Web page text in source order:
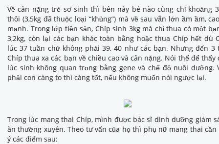
Về cân nặng trẻ sơ sinh thì bên này bé nào cũng chỉ khoảng
thôi (3,5kg đã thuộc loại “khủng”) mà về sau vẫn lớn ầm ầm,
mạnh. Trong lớp tiền sản, Chíp sinh 3kg mà chỉ thua có một
3,2kg, còn lại các bạn khác toàn bằng hoặc thua Chíp hết dù
lúc 37 tuần chứ không phải 39, 40 như các bạn. Nhưng đến 3
Chíp thua xa các bạn về chiều cao và cân nặng. Nói thế để thấy
lúc sinh không quan trọng bằng gene và chế độ nuôi dưỡng.
phải con càng to thì càng tốt, nếu không muốn nói ngược lại.
Trong lúc mang thai Chíp, mình được bác sĩ dinh dưỡng giám
ăn thường xuyên. Theo tư vấn của họ thì phụ nữ mang thai
ý các điểm sau: